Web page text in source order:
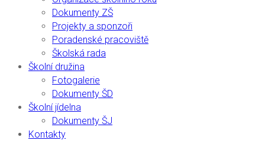
Dokumenty ZŠ
Projekty a sponzoři
Poradenské pracoviště
Školská rada
Školní družina
Fotogalerie
Dokumenty ŠD
Školní jídelna
Dokumenty ŠJ
Kontakty